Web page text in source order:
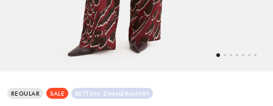
REGULAR SALE BETTINA ZIMMERMANN